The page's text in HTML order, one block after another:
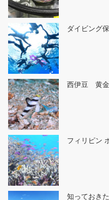
ダイビング
西伊豆 黄金
フィリピン
知っておき